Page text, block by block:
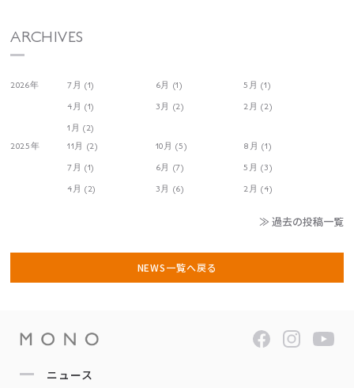
ARCHIVES
2026年 7月 (1) 6月 (1)
5月 (1)
4月 (1)
3月 (2)
2月 (2)
1月 (2)
2025年
11月 (2) 10月 (5)
8月 (1)
7月 (1)
6月 (7)
5月 (3)
4月 (2)
3月 (6) 2月 (4)
≫ 過去の投稿一覧
NEWS一覧へ戻る
ニュース